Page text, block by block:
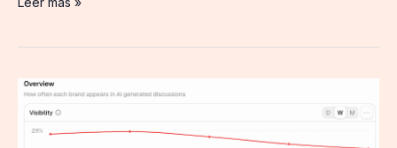
La
tienda